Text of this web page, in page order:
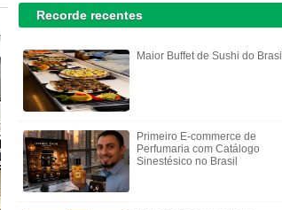
Recorde recentes
Maior Buffet de Sushi do Brasil
Primeiro E-commerce de
Perfumaria com Catálogo
Sinestésico no Brasil